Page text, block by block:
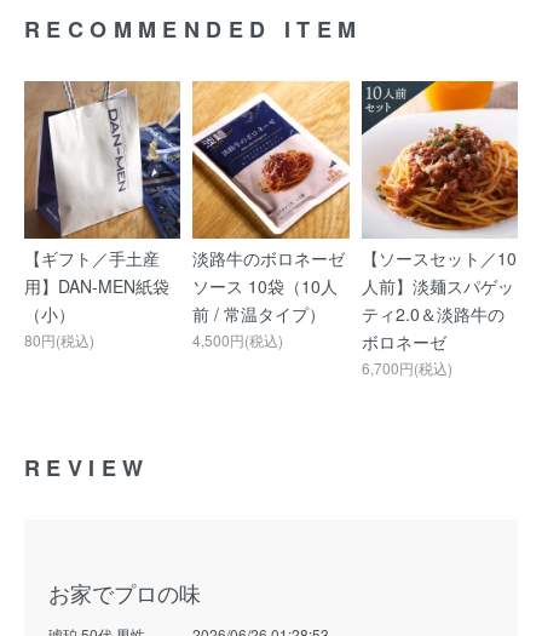
RECOMMENDED ITEM
【ギフト／手土産
用】DAN-MEN紙袋
（小）
80円(税込)
淡路牛のボロネーゼ
ソース 10袋（10人
前 / 常温タイプ）
4,500円(税込)
【ソースセット／10
人前】淡麺スパゲッ
ティ2.0＆淡路牛の
ボロネーゼ
6,700円(税込)
REVIEW
お家でプロの味